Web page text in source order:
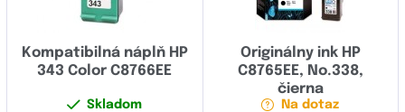
Kompatibilná náplň HP
343 Color C8766EE
Skladom
Originálny ink HP
C8765EE, No.338,
čierna
Na dotaz